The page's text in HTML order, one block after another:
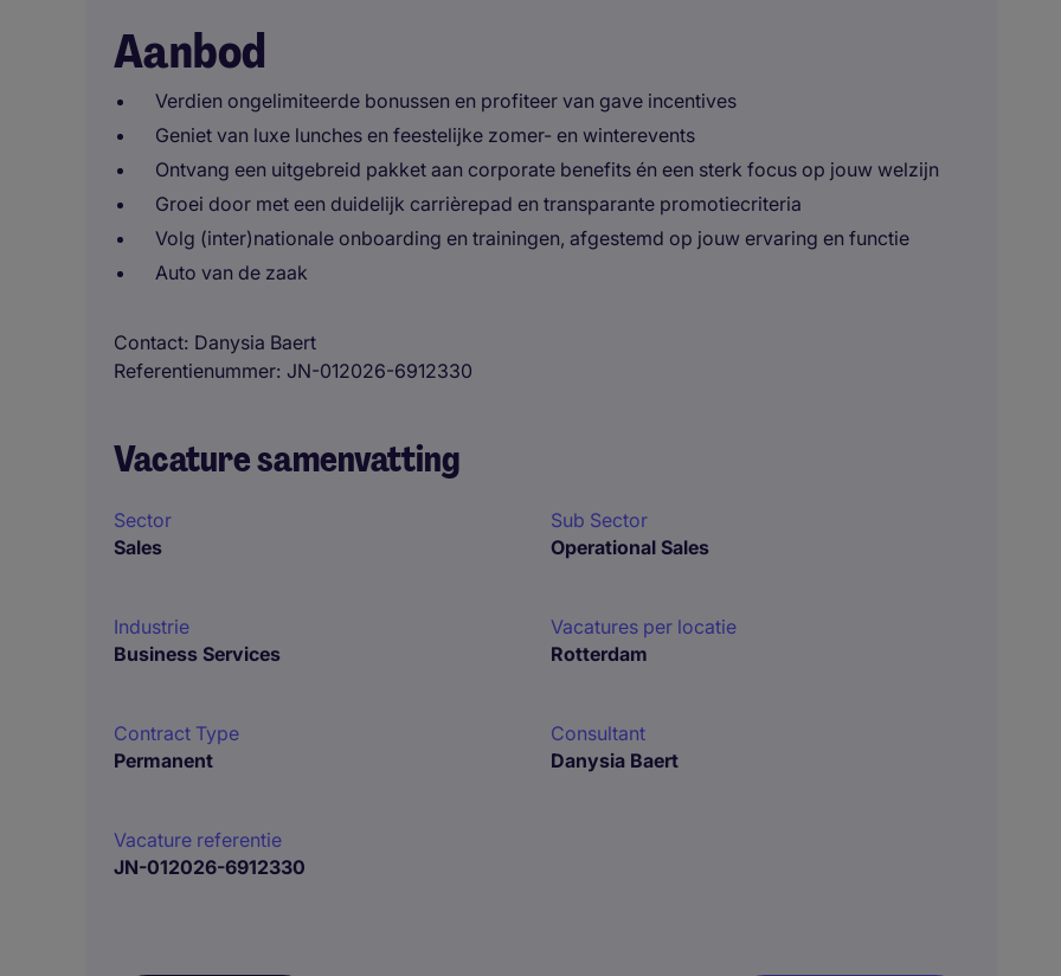
Aanbod
Verdien ongelimiteerde bonussen en profiteer van gave incentives
Geniet van luxe lunches en feestelijke zomer- en winterevents
Ontvang een uitgebreid pakket aan corporate benefits én een sterk focus op jouw welzijn
Groei door met een duidelijk carrièrepad en transparante promotiecriteria
Volg (inter)nationale onboarding en trainingen, afgestemd op jouw ervaring en functie
Auto van de zaak
Contact Danysia Baert
Referentienummer JN-012026-6912330
Vacature samenvatting
Sector
Sales
Sub Sector
Operational Sales
Industrie
Business Services
Vacatures per locatie
Rotterdam
Contract Type
Permanent
Consultant
Danysia Baert
Vacature referentie
JN-012026-6912330